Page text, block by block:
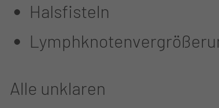
Halsfisteln
Alle unklaren